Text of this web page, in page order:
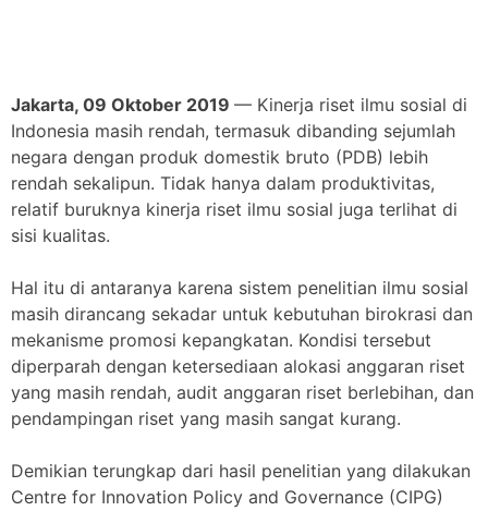
Jakarta, 09 Oktober 2019 — Kinerja riset ilmu sosial di
Indonesia masih rendah, termasuk dibanding sejumlah
negara dengan produk domestik bruto (PDB) lebih
rendah sekalipun. Tidak hanya dalam produktivitas,
relatif buruknya kinerja riset ilmu sosial juga terlihat di
sisi kualitas.
Hal itu di antaranya karena sistem penelitian ilmu sosial
masih dirancang sekadar untuk kebutuhan birokrasi dan
mekanisme promosi kepangkatan. Kondisi tersebut
diperparah dengan ketersediaan alokasi anggaran riset
yang masih rendah, audit anggaran riset berlebihan, dan
pendampingan riset yang masih sangat kurang.
Demikian terungkap dari hasil penelitian yang dilakukan
Centre for Innovation Policy and Governance (CIPG)